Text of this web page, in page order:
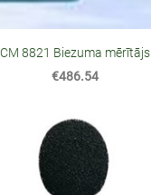
CM 8821 Biezuma mērītājs
€486.54